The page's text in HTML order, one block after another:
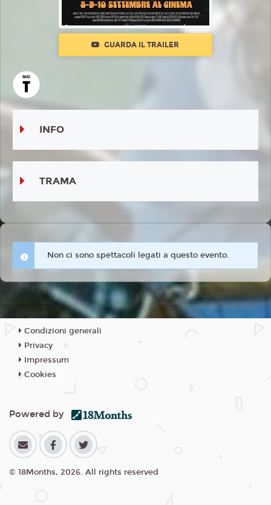
GUARDA IL TRAILER
INFO
TRAMA
Non ci sono spettacoli legati a questo evento.
Condizioni generali
Privacy
Impressum
Cookies
Powered by
© 18Months, 2026. All rights reserved